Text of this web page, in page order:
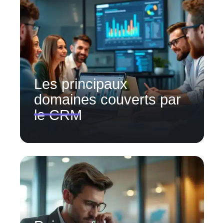
Les principaux
domaines couverts par
le CRM